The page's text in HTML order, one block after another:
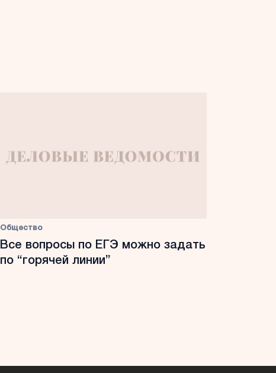
Общество
Все вопросы по ЕГЭ можно задать
по “горячей линии”